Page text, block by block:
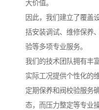
大价值。
因此，我们建立了覆盖
括安装调试、维修保养
验等多项专业服务。
我们的技术团队拥有丰
实际工况提供个性化的
定期保养和阀校验服务
态，而压力整定等专业